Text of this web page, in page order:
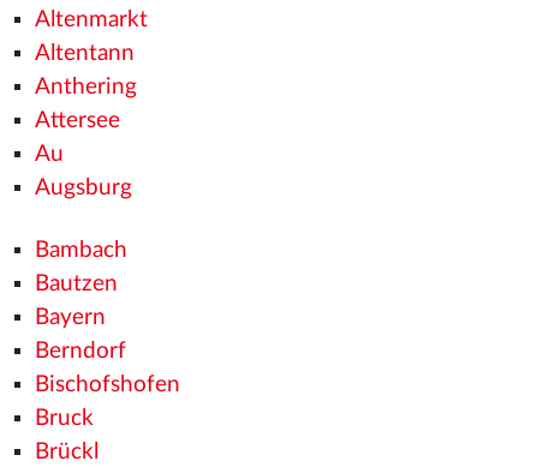
Altenmarkt
Altentann
Anthering
Attersee
Au
Augsburg
Bambach
Bautzen
Bayern
Berndorf
Bischofshofen
Bruck
Brückl